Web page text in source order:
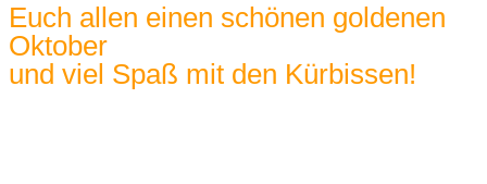
Euch allen einen schönen goldenen
Oktober
und viel Spaß mit den Kürbissen!